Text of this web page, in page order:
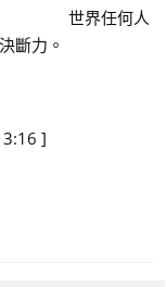
世界任何人
斷力。
]